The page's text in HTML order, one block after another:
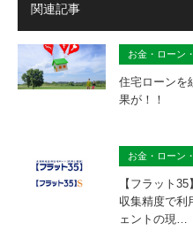
関連記事
お金・ローン
住宅ローンを
果が！！
お金・ローン
【フラット
収集精度で利
ェントの現…